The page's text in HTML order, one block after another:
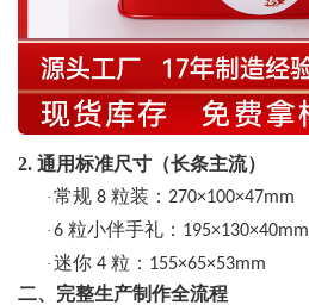
2. 通用标准尺寸（长条主流）
· 常规 8 粒装： 270×100×47mm
· 6 粒小伴手礼： 195×130×40mm
· 迷你 4 粒： 155×65×53mm
二、完整生产制作全流程